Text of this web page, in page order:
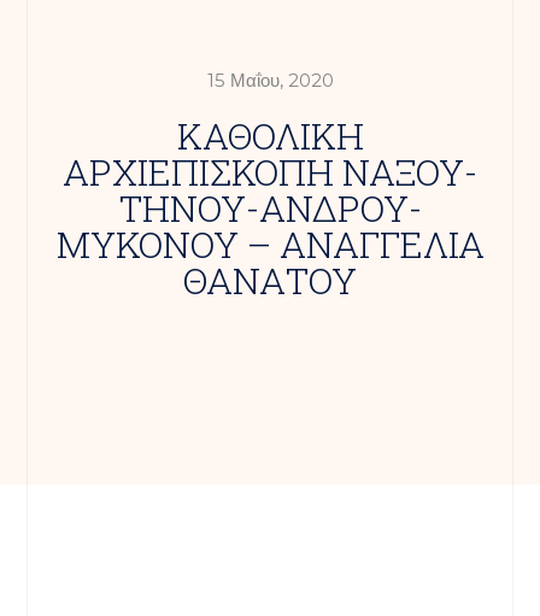
15 Μαΐου, 2020
ΚΑΘΟΛΙΚΗ
ΑΡΧΙΕΠΙΣΚΟΠΗ ΝΑΞΟΥ-
ΤΗΝΟΥ-ΑΝΔΡΟΥ-
ΜΥΚΟΝΟΥ – ΑΝΑΓΓΕΛΙΑ
ΘΑΝΑΤΟΥ